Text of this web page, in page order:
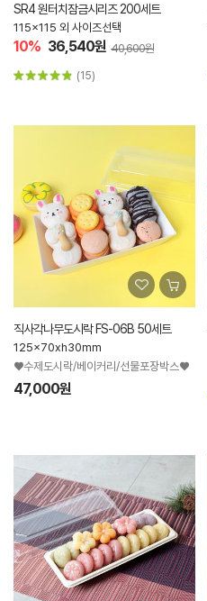
SR4 원터치잠금시리즈 200세트
115x115 외 사이즈선택
10% 36,540원 40,600원
(15)
직사각나무도시락 FS-06B 50세트
125x70xh30mm
♥수제도시락/베이커리/선물포장박스♥
47,000원